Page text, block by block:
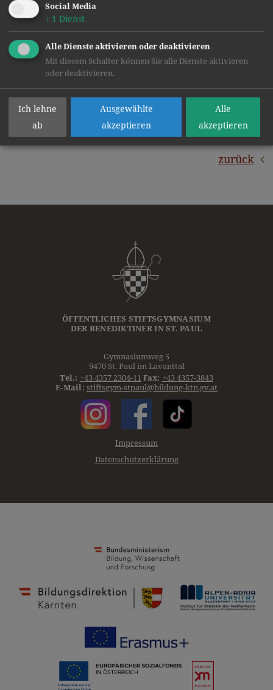
Text: Mag. Florian Rabensteiner
Bild: Mag. Christoph Brandstätter
zurück
ÖFFENTLICHES STIFTSGYMNASIUM
DER BENEDIKTINERIN ST. PAUL
Gymnasiumweg 5
9470 St. Paul im Lavanttal
Tel.: +43 4357 2304-11 Fax: +43 4357-3843
E-Mail: stiftsgym-stpaul@bildung-ktn.gv.at
Impressum
Datenschutzerklärung
Social Media
↓ 1 Dienst
Alle Dienste aktivieren oder deaktivieren
Mit diesem Schalter können Sie alle Dienste aktivieren
oder deaktivieren.
Ich lehne
ab
Ausgewählte
akzeptieren
Alle
akzeptieren